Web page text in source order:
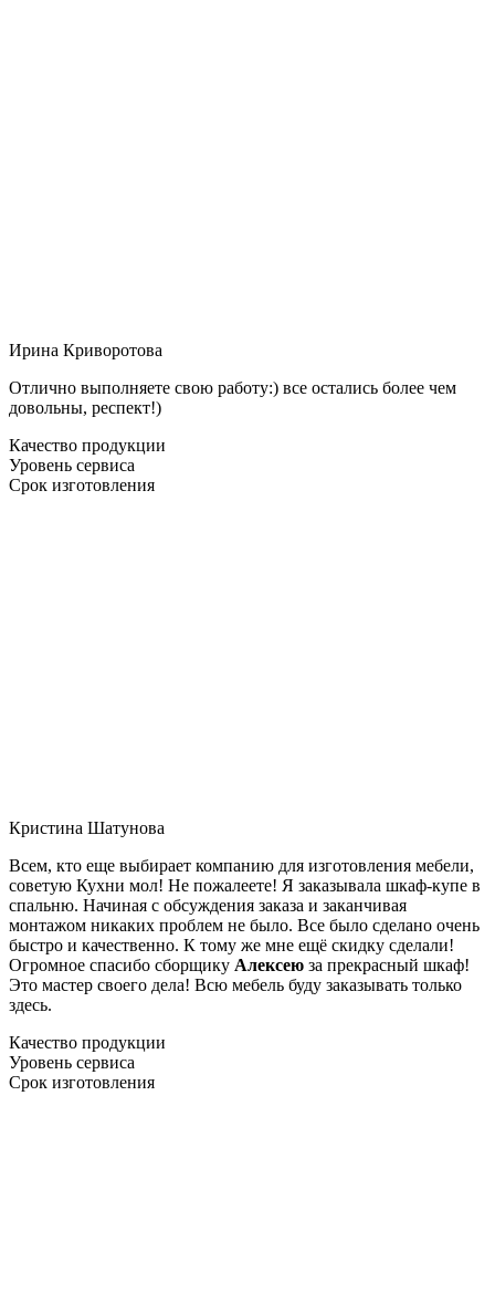
Ирина Криворотова
Отлично выполняете свою работу:) все остались более чем
довольны, респект!)
Качество продукции
Уровень сервиса
Срок изготовления
Кристина Шатунова
Всем, кто еще выбирает компанию для изготовления мебели,
советую Кухни мол! Не пожалеете! Я заказывала шкаф-купе в
спальню. Начиная с обсуждения заказа и заканчивая
монтажом никаких проблем не было. Все было сделано очень
быстро и качественно. К тому же мне ещё скидку сделали!
Огромное спасибо сборщику Алексею за прекрасный шкаф!
Это мастер своего дела! Всю мебель буду заказывать только
здесь.
Качество продукции
Уровень сервиса
Срок изготовления